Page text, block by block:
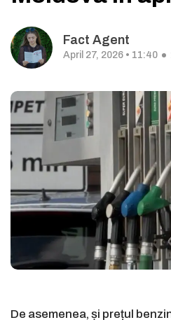
Fact Agent
April 27, 2026 • 11:40
De asemenea, și prețul